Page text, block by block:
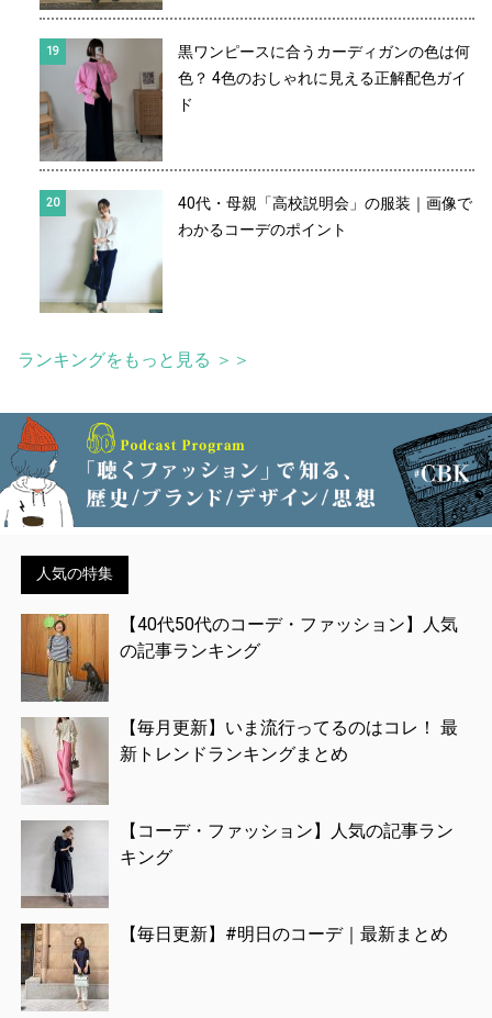
黒ワンピースに合うカーディガンの色は何
色？ 4色のおしゃれに見える正解配色ガイ
ド
40代・母親「高校説明会」の服装｜画像で
わかるコーデのポイント
ランキングをもっと見る ＞＞
人気の特集
【40代50代のコーデ・ファッション】人気
の記事ランキング
【毎月更新】いま流行ってるのはコレ！ 最
新トレンドランキングまとめ
【コーデ・ファッション】人気の記事ラン
キング
【毎日更新】#明日のコーデ｜最新まとめ